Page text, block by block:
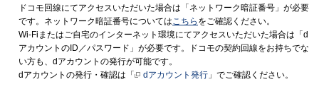
ドコモ回線にてアクセスいただいた場合は「ネットワーク暗証番号」が必要
です。ネットワーク暗証番号についてはこちら をご確認ください。
Wi-Fiまたはご自宅のインターネット環境にてアクセスいただいた場合は「d
アカウントのID／パスワード」が必要です。ドコモの契約回線をお持ちでな
い方も、dアカウントの発行が可能です。
dアカウントの発行・確認は「
dアカウント発行 」でご確認ください。